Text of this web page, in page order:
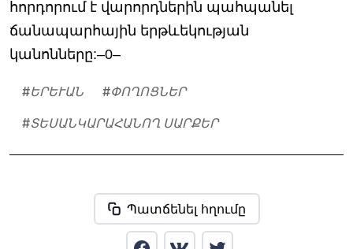
հորդորում է վարորդներին պահպանել
ճանապարհային երթևեկության
կանոնները:–0–
#ԵՐԵՒԱՆ #ՓՈՂՈՑՆԵՐ
#ՏԵՍԱՆԿԱՐԱՀԱՆՈՂ ՍԱՐՔԵՐ
Պատճենել հղումը